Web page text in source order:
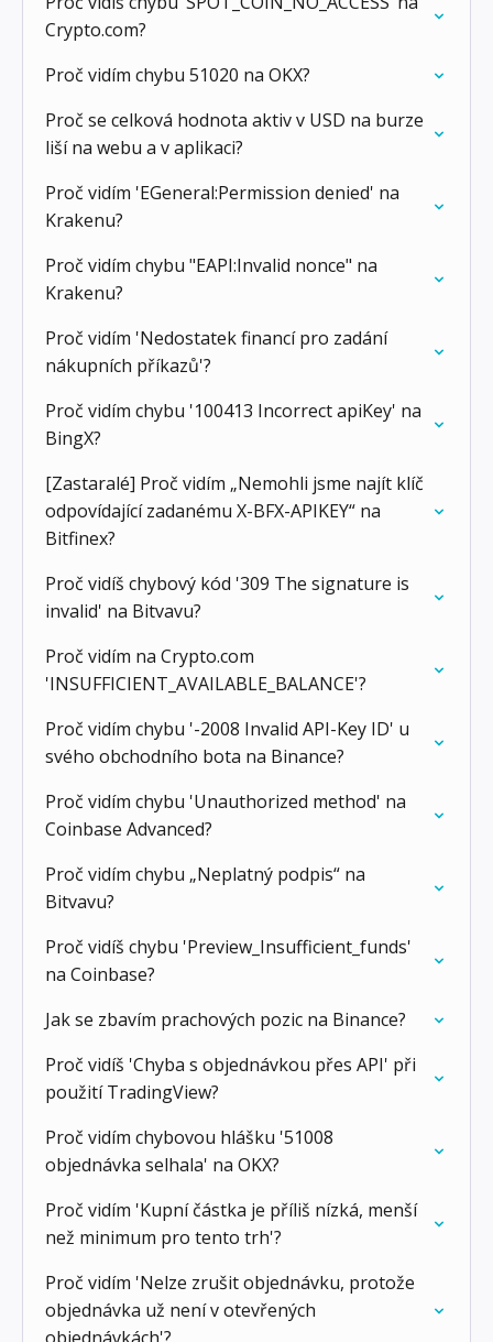
Crypto.com?
Proč vidím chybu 51020 na OKX?
Proč se celková hodnota aktiv v USD na burze
liší na webu a v aplikaci?
Proč vidím 'EGeneral:Permission denied' na
Krakenu?
Proč vidím chybu "EAPI:Invalid nonce" na
Krakenu?
Proč vidím 'Nedostatek financí pro zadání
nákupních příkazů'?
Proč vidím chybu '100413 Incorrect apiKey' na
BingX?
[Zastaralé] Proč vidím „Nemohli jsme najít klíč
odpovídající zadanému X-BFX-APIKEY“ na
Bitfinex?
Proč vidíš chybový kód '309 The signature is
invalid' na Bitvavu?
Proč vidím na Crypto.com
'INSUFFICIENT_AVAILABLE_BALANCE'?
Proč vidím chybu '-2008 Invalid API-Key ID' u
svého obchodního bota na Binance?
Proč vidím chybu 'Unauthorized method' na
Coinbase Advanced?
Proč vidím chybu „Neplatný podpis“ na
Bitvavu?
Proč vidíš chybu 'Preview_Insufficient_funds'
na Coinbase?
Jak se zbavím prachových pozic na Binance?
Proč vidíš 'Chyba s objednávkou přes API' při
použití TradingView?
Proč vidím chybovou hlášku '51008
objednávka selhala' na OKX?
Proč vidím 'Kupní částka je příliš nízká, menší
než minimum pro tento trh'?
Proč vidím 'Nelze zrušit objednávku, protože
objednávka už není v otevřených